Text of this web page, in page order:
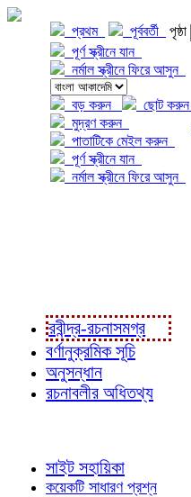
প্রথম পূর্ববর্তী পৃষ্ঠা
পূর্ণ স্ক্রীনে যান
নর্মাল স্ক্রীনে ফিরে আসুন
বড় করুন
ছোট করুন
মুদ্রণ করুন
পাতাটিকে মেইল করুন
পূর্ণ স্ক্রীনে যান
নর্মাল স্ক্রীনে ফিরে আসুন
রবীন্দ্র-রচনাসমগ্র
বর্ণানুক্রমিক সূচি
অনুসন্ধান
রচনাবলীর অধিতথ্য
সাইট সহায়িকা
কয়েকটি সাধারণ প্রশ্ন